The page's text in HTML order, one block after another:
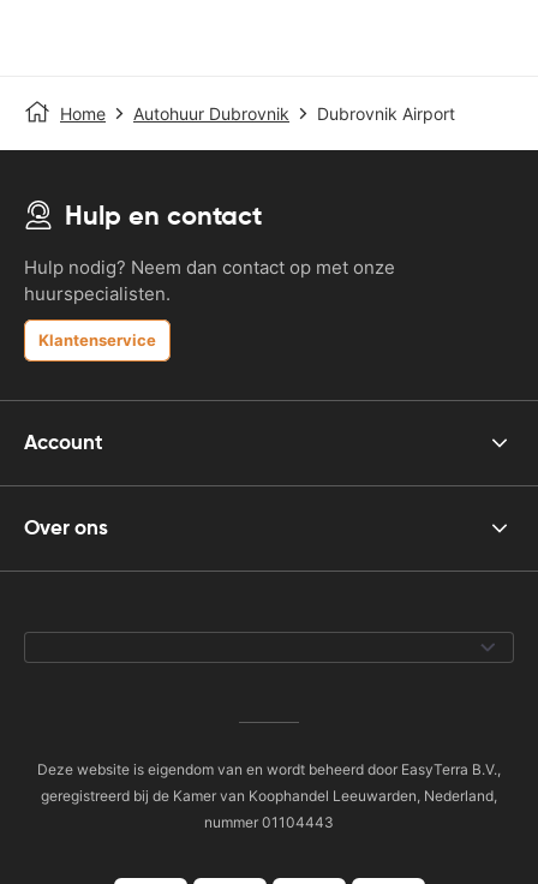
Home Autohuur Dubrovnik Dubrovnik Airport
Hulp en contact
Hulp nodig? Neem dan contact op met onze
huurspecialisten.
Klantenservice
Account
Over ons
Deze website is eigendom van en wordt beheerd door EasyTerra B.V.,
geregistreerd bij de Kamer van Koophandel Leeuwarden, Nederland,
nummer 01104443